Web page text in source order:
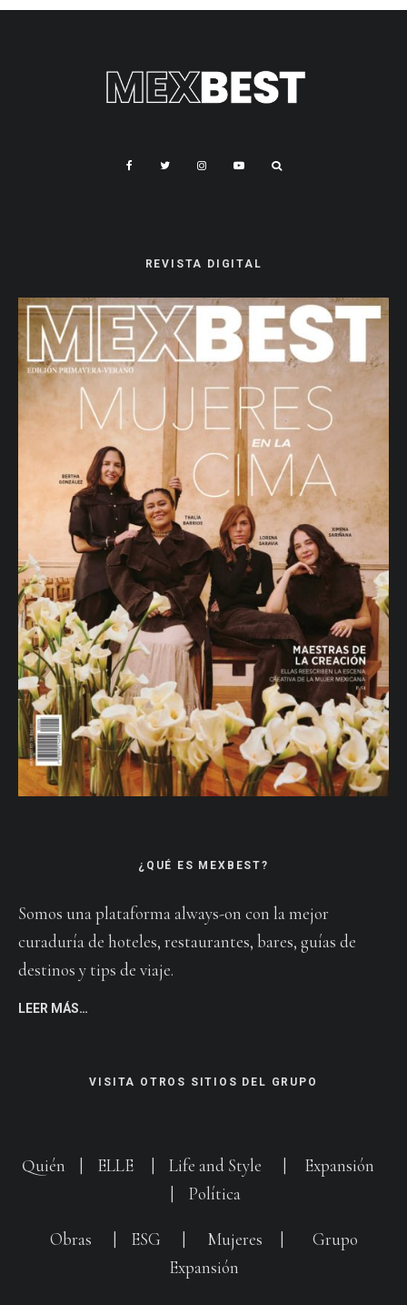
REVISTA DIGITAL
¿QUÉ ES MEXBEST?
Somos una plataforma always-on con la mejor
curaduría de hoteles, restaurantes, bares, guías de
destinos y tips de viaje.
LEER MÁS…
VISITA OTROS SITIOS DEL GRUPO
Quién ELLE Life and Style
Expansión
Política
Obras ESG Mujeres
Grupo
Expansión